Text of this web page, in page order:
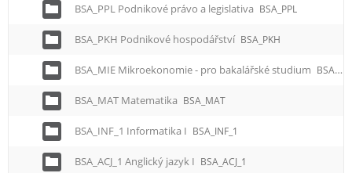
BSA_PPL Podnikové právo a legislativa BSA_PPL
BSA_PKH Podnikové hospodářství BSA_PKH
BSA_MIE Mikroekonomie - pro bakalářské studium BSA_MIE
BSA_MAT Matematika BSA_MAT
BSA_INF_1 Informatika I BSA_INF_1
BSA_ACJ_1 Anglický jazyk I BSA_ACJ_1